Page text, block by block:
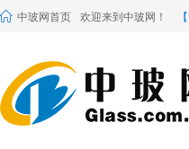
中玻网首页 欢迎来到中玻网！